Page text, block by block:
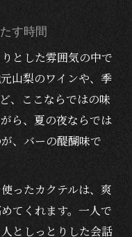
とり感
の余韻を楽しむ
りバー
を見つける方法
バーの楽しみ方
とり感とは
み方
す時間
とした雰囲気の中で
山梨のワインや、季
、ここならではの味
ら、夏の夜ならでは
、バーの醍醐味で
ったカクテルは、爽
てくれます。一人で
としっとりした会話